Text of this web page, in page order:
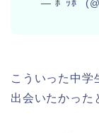
— ﾎﾟｯﾎﾟ
こういった中学
出会いたかった